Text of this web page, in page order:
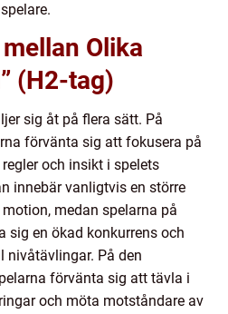
Olika
(H2-tag)
sig åt på flera sätt. På
förvänta sig att fokusera på
och insikt i spelets
innebär vanligtvis en större
medan spelarna på
sig en ökad konkurrens och
nivåtävlingar. På den
förvänta sig att tävla i
och möta motståndare av